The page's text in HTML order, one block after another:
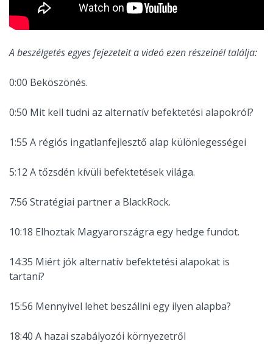
A beszélgetés egyes fejezeteit a videó ezen részeinél találja:
0:00 Beköszönés.
0:50 Mit kell tudni az alternatív befektetési alapokról?
1:55 A régiós ingatlanfejlesztő alap különlegességei
5:12 A tőzsdén kívüli befektetések világa.
7:56 Stratégiai partner a BlackRock.
10:18 Elhoztak Magyarországra egy hedge fundot.
14:35 Miért jók alternatív befektetési alapokat is
tartani?
15:56 Mennyivel lehet beszállni egy ilyen alapba?
18:40 A hazai szabályozói környezetről